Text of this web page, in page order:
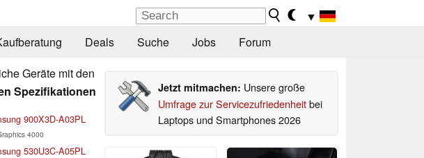
▼
Deals Suche Jobs Forum
Geräte mit den
Spezifikationen
900X3D-A03PL
4000
530U3C-A05PL
Jetzt mitmachen: Unsere große
Umfrage zur Servicezufriedenheitbei
Laptops und Smartphones 2026